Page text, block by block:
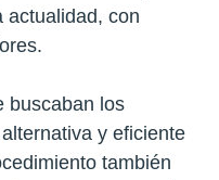
actualidad, con
buscaban los
y eficiente
también